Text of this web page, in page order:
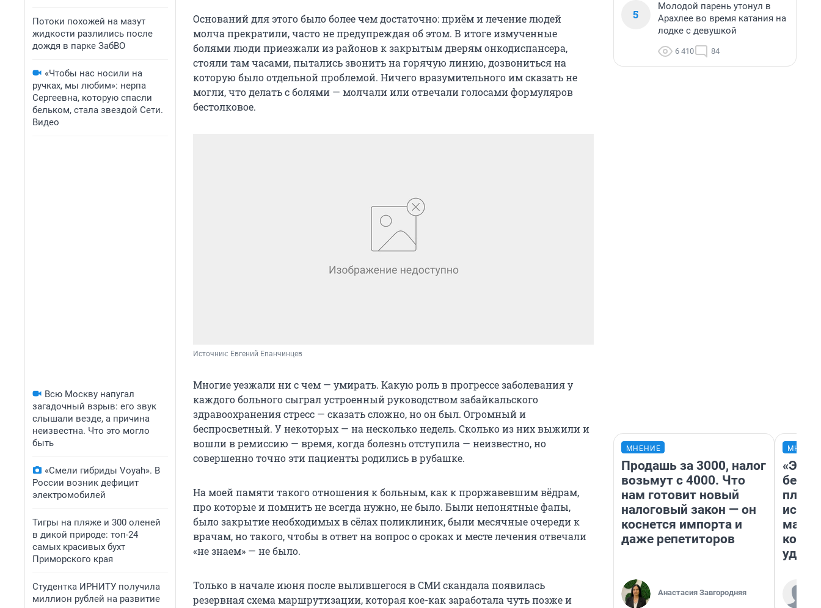
Потоки похожей на мазут
жидкости разлились после
дождя в парке ЗабВО
«Чтобы нас носили на
ручках, мы любим»: нерпа
Сергеевна, которую спасли
бельком, стала звездой Сети.
Видео
Всю Москву напугал
загадочный взрыв: его звук
слышали везде, а причина
неизвестна. Что это могло
быть
«Смели гибриды Voyah». В
России возник дефицит
электромобилей
Тигры на пляже и 300 оленей
в дикой природе: топ-24
самых красивых бухт
Приморского края
Студентка ИРНИТУ получила
миллион рублей на развитие
Оснований для этого было более чем достаточно: приём и лечение людей
молча прекратили, часто не предупреждая об этом. В итоге измученные
болями люди приезжали из районов к закрытым дверям онкодиспансера,
стояли там часами, пытались звонить на горячую линию, дозвониться на
которую было отдельной проблемой. Ничего вразумительного им сказать не
могли, что делать с болями — молчали или отвечали голосами формуляров
бестолковое.
Источник: Евгений Епанчинцев
Многие уезжали ни с чем — умирать. Какую роль в прогрессе заболевания у
каждого больного сыграл устроенный руководством забайкальского
здравоохранения стресс — сказать сложно, но он был. Огромный и
беспросветный. У некоторых — на несколько недель. Сколько из них выжили и
вошли в ремиссию — время, когда болезнь отступила — неизвестно, но
совершенно точно эти пациенты родились в рубашке.
На моей памяти такого отношения к больным, как к проржавевшим вёдрам,
про которые и помнить не всегда нужно, не было. Были непонятные фапы,
было закрытие необходимых в сёлах поликлиник, были месячные очереди к
врачам, но такого, чтобы в ответ на вопрос о сроках и месте лечения отвечали
«не знаем» — не было.
Только в начале июня после вылившегося в СМИ скандала появилась
резервная схема маршрутизации, которая кое-как заработала чуть позже и
5
Молодой парень утонул в
Арахлее во время катания на
лодке с девушкой
6 410 84
МНЕНИЕ
Продашь за 3000, налог
возьмут с 4000. Что
нам готовит новый
налоговый закон — он
коснется импорта и
даже репетиторов
Анастасия Завгородняя
«Это